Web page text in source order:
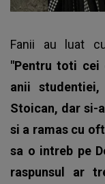
Fanii au luat
"Pentru toti cei
anii
Stoican, dar si-
si a ramas cu
sa o intreb pe
raspunsul ar